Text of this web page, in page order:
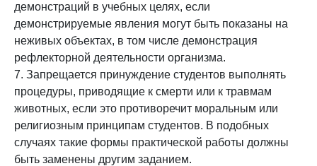
демонстраций в учебных целях, если
демонстрируемые явления могут быть показаны на
неживых объектах, в том числе демонстрация
рефлекторной деятельности организма.
7. Запрещается принуждение студентов выполнять
процедуры, приводящие к смерти или к травмам
животных, если это противоречит моральным или
религиозным принципам студентов. В подобных
случаях такие формы практической работы должны
быть заменены другим заданием.